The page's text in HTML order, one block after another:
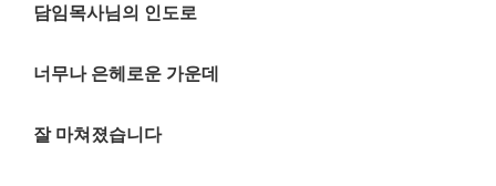
담임목사님의 인도로
너무나 은헤로운 가운데
잘 마쳐졌습니다